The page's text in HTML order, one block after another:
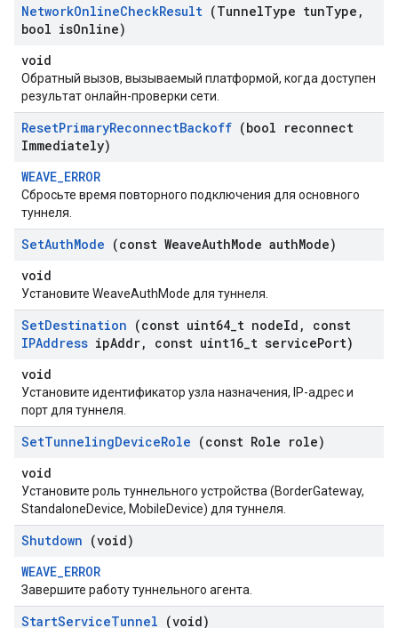
NetworkOnlineCheckResult (TunnelType tunType ,
bool isOnline)
void
Обратный вызов, вызываемый платформой, когда доступен
результат онлайн-проверки сети.
ResetPrimaryReconnectBackoff (bool reconnect
Immediately)
WEAVE_ERROR
Сбросьте время повторного подключения для основного
туннеля.
SetAuthMode (const WeaveAuthMode authMode)
void
Установите WeaveAuthMode для туннеля.
SetDestination (const uint64 t nodeId ,
const
IPAddress ipAddr, const uint16 t servicePort)
void
Установите идентификатор узла назначения, IP-адрес и
порт для туннеля.
SetTunnelingDeviceRole (const Role role)
void
Установите роль туннельного устройства (BorderGateway,
StandaloneDevice, MobileDevice) для туннеля.
Shutdown (void)
WEAVE_ERROR
Завершите работу туннельного агента.
StartServiceTunnel (void)